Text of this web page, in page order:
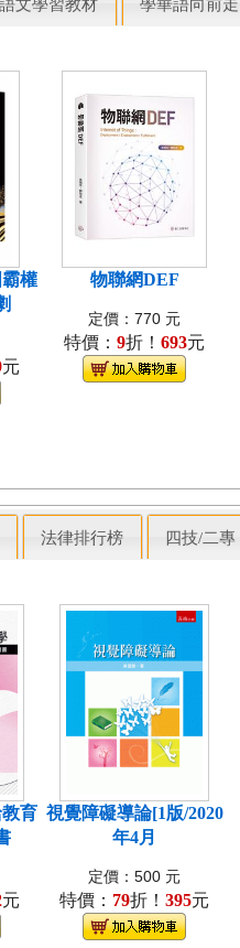
權
元
物聯網DEF
定價：770 元
特價： 9折！ 693元
法律排行榜 四技/二專
育
元
視覺障礙導論[1版/2020
年4月
定價：500 元
特價： 79折！ 395元